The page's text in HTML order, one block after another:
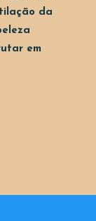
da
em